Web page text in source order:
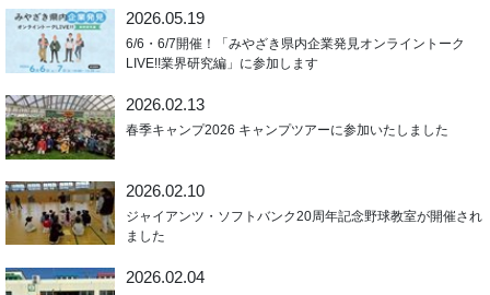
2026.05.19
6/6・6/7開催！「みやざき県内企業発見オンライントーク
LIVE!!業界研究編」に参加します
2026.02.13
春季キャンプ2026 キャンプツアーに参加いたしました
2026.02.10
ジャイアンツ・ソフトバンク20周年記念野球教室が開催され
ました
2026.02.04